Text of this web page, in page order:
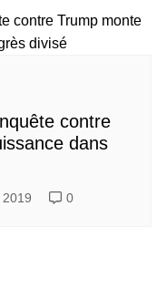
contre
dans
0